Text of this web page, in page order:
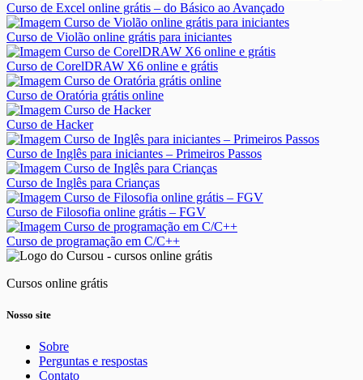
Curso de Excel online grátis – do Básico ao Avançado
Curso de Violão online grátis para iniciantes
Curso de CorelDRAW X6 online e grátis
Curso de Oratória grátis online
Curso de Hacker
Curso de Inglês para iniciantes – Primeiros Passos
Curso de Inglês para Crianças
Curso de Filosofia online grátis – FGV
Curso de programação em C/C++
Cursos online grátis
Nosso site
Sobre
Perguntas e respostas
Contato